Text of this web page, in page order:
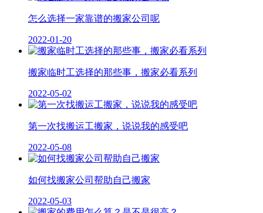
怎么选择一家靠谱的搬家公司呢
2022-01-20
搬家临时工选择的那些事，搬家必看系列
2022-05-02
第一次找搬运工搬家，说说我的感受吧
2022-05-08
如何找搬家公司帮助自己搬家
2022-05-03